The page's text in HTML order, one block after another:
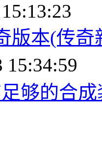
版本(传
15:34:59
够的合